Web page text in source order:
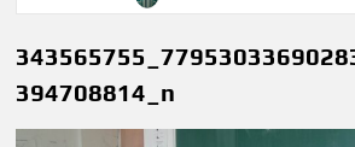
394708814_n